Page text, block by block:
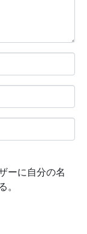
ーに自分の名
。